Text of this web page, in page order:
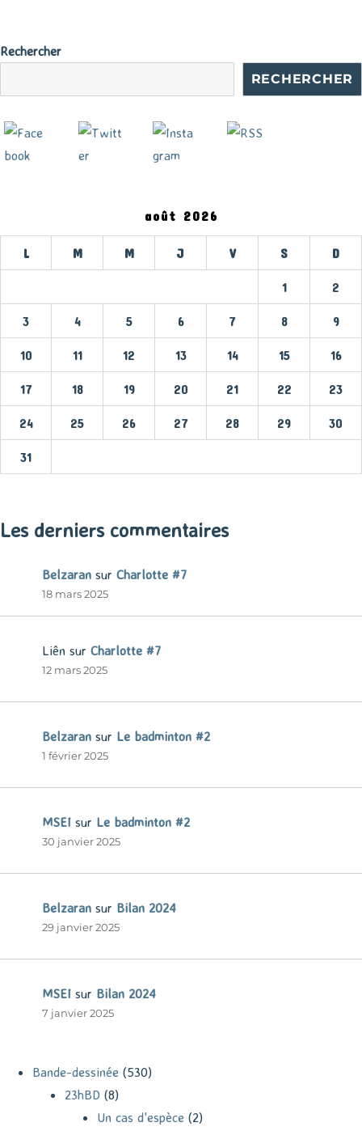
Rechercher
RECHERCHER
août 2026
L M M J V S D
1 2
3 4 5 6 7 8 9
10 11 12 13 14 15 16
17 18 19 20 21 22 23
24 25 26 27 28 29 30
31
Les derniers commentaires
Belzaran sur Charlotte #7
18 mars 2025
Liên sur Charlotte #7
12 mars 2025
Belzaran sur Le badminton #2
1 février 2025
MSEI sur Le badminton #2
30 janvier 2025
Belzaran sur Bilan 2024
29 janvier 2025
MSEI sur Bilan 2024
7 janvier 2025
Bande-dessinée (530)
23hBD (8)
Un cas d'espèce (2)